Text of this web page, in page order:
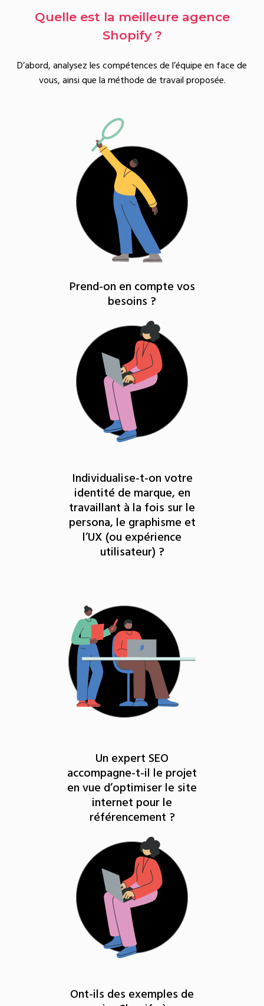
Quelle est la meilleure agence
Shopify ?
D’abord, analysez les compétences de l’équipe en face de
vous, ainsi que la méthode de travail proposée.
Prend-on en compte vos
besoins ?
Individualise-t-on votre
identité de marque, en
travaillant à la fois sur le
persona, le graphisme et
l’UX (ou expérience
utilisateur) ?
Un expert SEO
accompagne-t-il le projet
en vue d’optimiser le site
internet pour le
référencement ?
Ont-ils des exemples de